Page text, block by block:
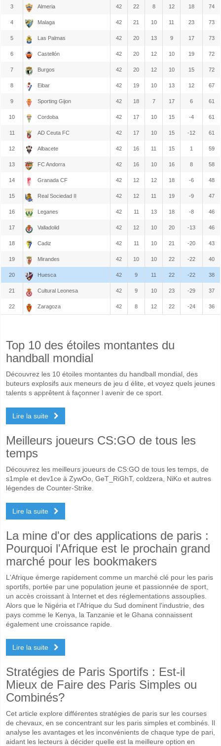
3 Almeria 42 22 8 12 18 74
4 Malaga 42 21 10 11 23 73
5 Las Palmas 42 20 13 9 17 73
6 Castellón 42 20 12 10 19 72
7 Burgos 42 20 12 10 15 72
8 Eibar 42 19 10 13 12 67
9 Sporting Gijon 42 18 7 17 6 61
10 Cordoba 42 17 10 15 -4 61
11 AD Ceuta FC 42 17 10 15 -12 61
12 Albacete 42 16 11 15 1 59
13 FC Andorra 42 16 10 16 8 58
14 Granada CF 42 12 12 18 -6 48
15 Real Sociedad II 42 12 11 19 -9 47
16 Leganes 42 11 13 18 -8 46
17 Valladolid 42 12 10 20 -13 46
18 Cadiz 42 11 10 21 -20 43
19 Mirandes 42 10 10 22 -22 40
20 Huesca 42 9 11 22 -22 38
21 Cultural Leonesa 42 9 10 23 -29 37
22 Zaragoza 42 8 12 22 -24 36
Top 10 des étoiles montantes du
handball mondial
Découvrez les 10 étoiles montantes du handball mondial, des
buteurs explosifs aux meneurs de jeu d élite, et voyez quels jeunes
talents s apprêtent à façonner l avenir de ce sport.
Lire la suite
Meilleurs joueurs CS:GO de tous les
temps
Découvrez les meilleurs joueurs de CS:GO de tous les temps, de
s1mple et dev1ce à ZywOo, GeT_RiGhT, coldzera, NiKo et autres
légendes de Counter-Strike.
Lire la suite
La mine d'or des applications de paris :
Pourquoi l'Afrique est le prochain grand
marché pour les bookmakers
L'Afrique émerge rapidement comme un marché clé pour les paris
sportifs, portée par une population jeune et passionnée de sport,
un accès croissant à Internet et des réglementations assouplies.
Alors que le Nigéria et l'Afrique du Sud dominent l'industrie, des
pays comme le Kenya, la Tanzanie et le Ghana connaissent
également une croissance rapide.
Lire la suite
Stratégies de Paris Sportifs : Est-il
Mieux de Faire des Paris Simples ou
Combinés?
Cet article explore différentes stratégies de paris sur les courses
de chevaux, en se concentrant sur les paris simples et combinés. Il
analyse les avantages et les inconvénients de chaque type de pari,
aidant les lecteurs à décider quelle est la meilleure option en